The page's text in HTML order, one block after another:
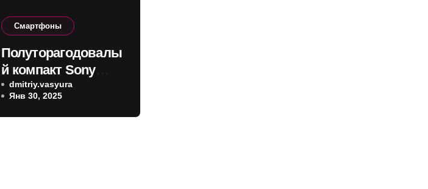
Смартфоны
Полуторагодовалы
й компакт Sony
получает
последний апдейт
Android
dmitriy.vasyura
Янв 30, 2025